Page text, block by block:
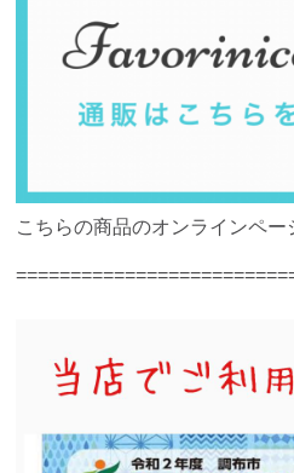
こちらの商品のオンラインペー